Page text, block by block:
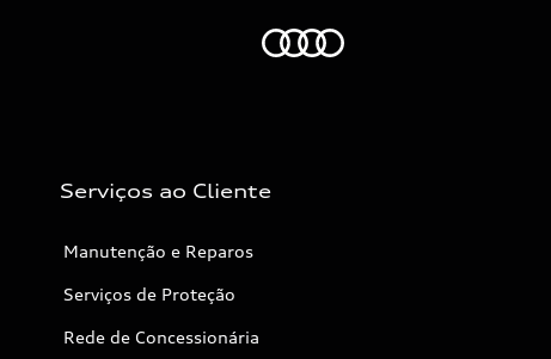
Serviços ao Cliente
Manutenção e Reparos
Serviços de Proteção
Rede de Concessionária